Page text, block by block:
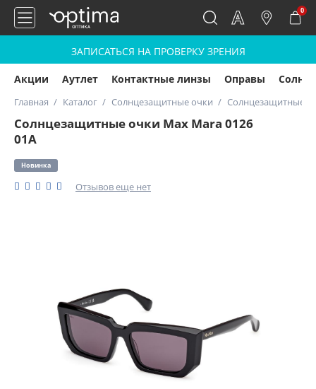
0
ЗАПИСАТЬСЯ НА ПРОВЕРКУ ЗРЕНИЯ
Акции Аутлет Контактные линзы Оправы
Главная Каталог Солнцезащитные очки Солнцезащитные
Солнцезащитные очки Max Mara 0126
01A
Новинка
Отзывов еще нет